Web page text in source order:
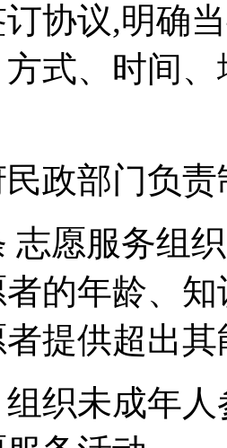
协议,明确
式、时间
政部门负
志愿服务组
的年龄、
提供超出
织未成年